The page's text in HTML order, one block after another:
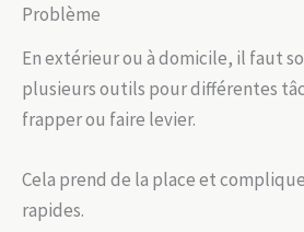
Problème
En extérieur ou à domicile, il faut
plusieurs outils pour différentes
frapper ou faire levier.
Cela prend de la place et
rapides.